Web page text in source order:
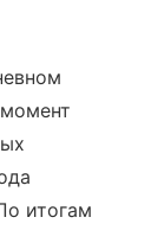
итогам